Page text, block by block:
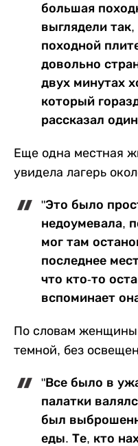
большая
выглядели
походной
довольно
двух минутах
который
рассказал
Еще одна местная
увидела лагерь
"Это было
недоумевала,
мог там
последнее
что кто-то
вспоминает
По словам
темной, без
"Все было в
палатки
был
еды. Те, кто